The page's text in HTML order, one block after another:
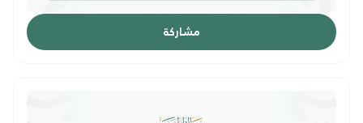
مشاركة